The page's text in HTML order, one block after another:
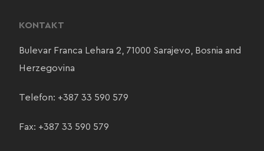
KONTAKT
Bulevar Franca Lehara 2, 71000 Sarajevo, Bosnia and
Herzegovina
Telefon: +387 33 590 579
Fax: +387 33 590 579